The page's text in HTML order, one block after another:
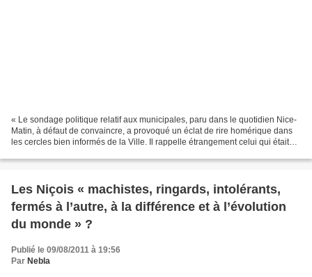
« Le sondage politique relatif aux municipales, paru dans le quotidien Nice-
Matin, à défaut de convaincre, a provoqué un éclat de rire homérique dans
les cercles bien informés de la Ville. Il rappelle étrangement celui qui était
Les Niçois « machistes, ringards, intolérants,
fermés à l’autre, à la différence et à l’évolution
du monde » ?
Publié le 09/08/2011 à 19:56
Par Nebla